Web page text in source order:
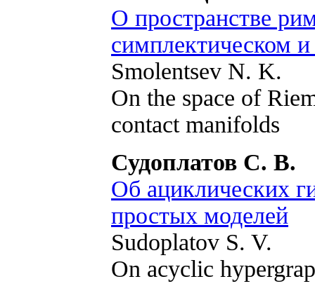
О пространстве
симплектическом
Smolentsev N. K.
On the space of
contact manifolds
Судоплатов С. В.
Об ациклических
простых моделей
Sudoplatov S. V.
On acyclic